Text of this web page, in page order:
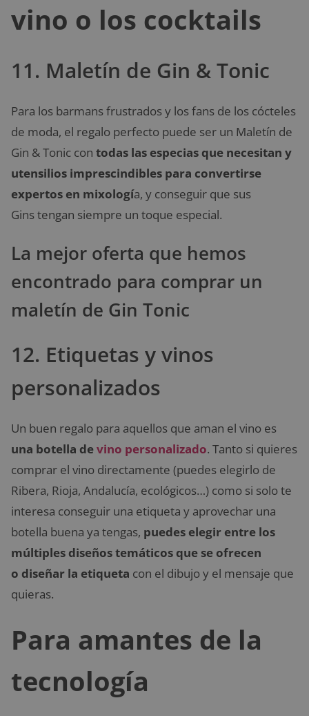
vino o los cocktails
11. Maletín de Gin & Tonic
Para los barmans frustrados y los fans de los cócteles
de moda, el regalo perfecto puede ser un Maletín de
Gin & Tonic con todas las especias que necesitan y
utensilios imprescindibles para convertirse
expertos en mixología, y conseguir que sus
Gins tengan siempre un toque especial.
La mejor oferta que hemos
encontrado para comprar un
maletín de Gin Tonic
12. Etiquetas y vinos
personalizados
Un buen regalo para aquellos que aman el vino es
una botella devino personalizado. Tanto si quieres
comprar el vino directamente (puedes elegirlo de
Ribera, Rioja, Andalucía, ecológicos…) como si solo te
interesa conseguir una etiqueta y aprovechar una
botella buena ya tengas, puedes elegir entre los
múltiples diseños temáticos que se ofrecen
o diseñar la etiqueta con el dibujo y el mensaje que
quieras.
Para amantes de la
tecnología